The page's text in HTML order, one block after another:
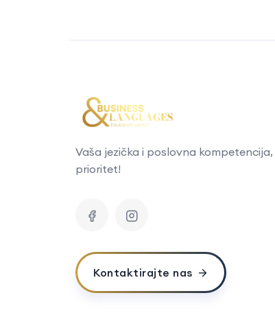
Vaša jezička i poslovna kompetencija,
prioritet!
Kontaktirajte nas